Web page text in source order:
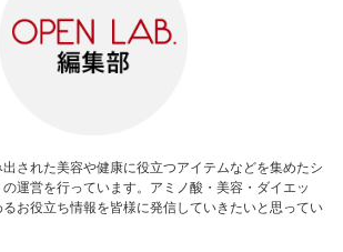
された美容や健康に役立つアイテムなどを集めたシ
運営を行っています。アミノ酸・美容・ダイエッ
お役立ち情報を皆様に発信していきたいと思ってい